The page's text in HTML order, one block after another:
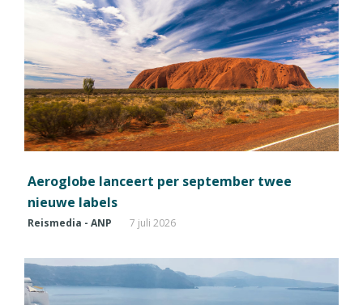
Aeroglobe lanceert per september twee
nieuwe labels
Reismedia - ANP 7 juli 2026